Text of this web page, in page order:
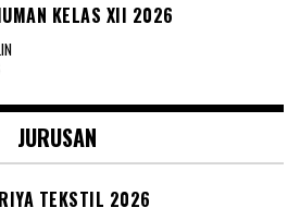
KELAS XII 2026
JURUSAN
TEKSTIL 2026